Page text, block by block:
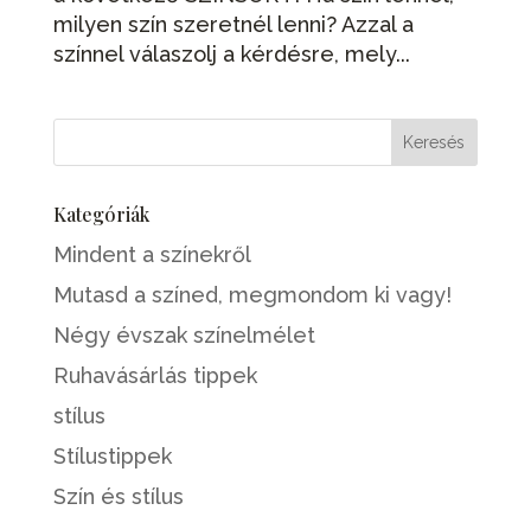
milyen szín szeretnél lenni? Azzal a
színnel válaszolj a kérdésre, mely...
Kategóriák
Mindent a színekről
Mutasd a színed, megmondom ki vagy!
Négy évszak színelmélet
Ruhavásárlás tippek
stílus
Stílustippek
Szín és stílus